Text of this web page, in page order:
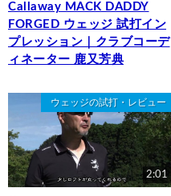
Callaway MACK DADDY
FORGED ウェッジ 試打イン
プレッション｜クラブコーデ
ィネーター 鹿又芳典
ウェッジの試打・レビュー
2:01